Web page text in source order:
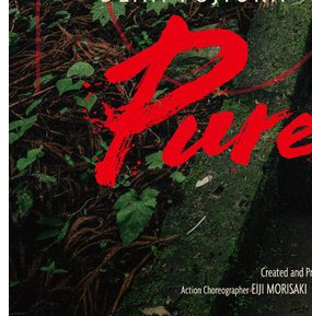
03 . 08
1 сезон
3 серия
23 . 07
аниме сериалПрошло десять лет с
как я сказал
1 сезон
3 серия
23 . 07
аниме сериал Призрак в доспехах
1 сезон
3 серия
22 . 07
аниме сериалОпасность в моём сердце
2 сезон
13 серия
21 . 07